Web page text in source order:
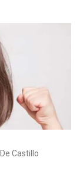
Castillo